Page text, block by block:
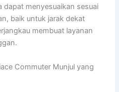
dapat menyesuaikan sesuai
baik untuk jarak dekat
membuat layanan
Commuter Munjul yang